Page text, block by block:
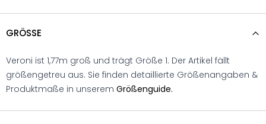
GRÖSSE
Veroni ist 1,77m groß und trägt Größe 1. Der Artikel fällt
größengetreu aus. Sie finden detaillierte Größenangaben &
Produktmaße in unserem Größenguide.